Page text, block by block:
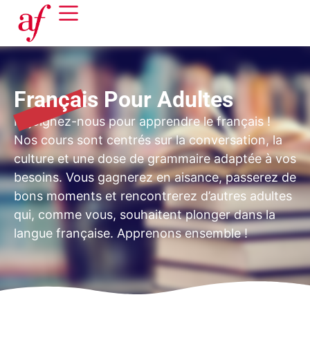
Français Pour Adultes
Rejoignez-nous pour apprendre le français !
Nos cours sont centrés sur la conversation, la
culture et une dose de grammaire adaptée à vos
besoins. Vous gagnerez en aisance, passerez de
bons moments et rencontrerez d’autres adultes
qui, comme vous, souhaitent plonger dans la
langue française. Apprenons ensemble !